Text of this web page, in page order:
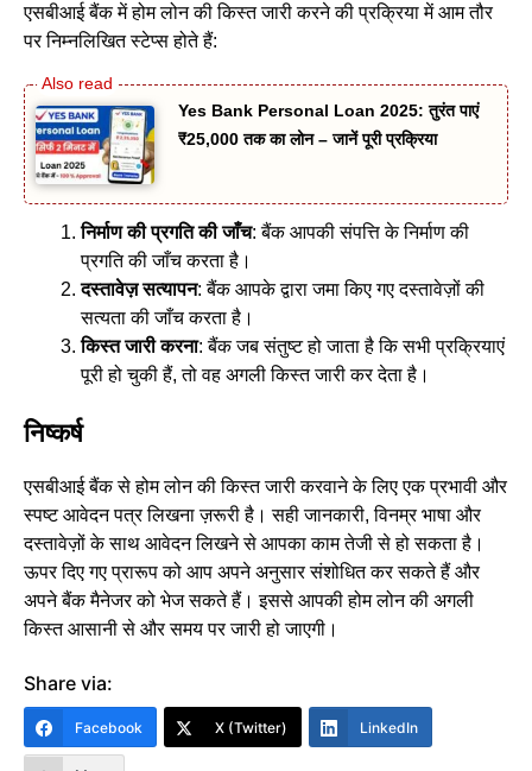
एसबीआई बैंक में होम लोन की किस्त जारी करने की प्रक्रिया में आम तौर
पर निम्नलिखित स्टेप्स होते हैं:
Yes Bank Personal Loan 2025: तुरंत पाएं
₹25,000 तक का लोन – जानें पूरी प्रक्रिया
निर्माण की प्रगति की जाँच: बैंक आपकी संपत्ति के निर्माण की
प्रगति की जाँच करता है।
दस्तावेज़ सत्यापन: बैंक आपके द्वारा जमा किए गए दस्तावेज़ों की
सत्यता की जाँच करता है।
किस्त जारी करना: बैंक जब संतुष्ट हो जाता है कि सभी प्रक्रियाएं
पूरी हो चुकी हैं, तो वह अगली किस्त जारी कर देता है।
निष्कर्ष
एसबीआई बैंक से होम लोन की किस्त जारी करवाने के लिए एक प्रभावी और
स्पष्ट आवेदन पत्र लिखना ज़रूरी है। सही जानकारी, विनम्र भाषा और
दस्तावेज़ों के साथ आवेदन लिखने से आपका काम तेजी से हो सकता है।
ऊपर दिए गए प्रारूप को आप अपने अनुसार संशोधित कर सकते हैं और
अपने बैंक मैनेजर को भेज सकते हैं। इससे आपकी होम लोन की अगली
किस्त आसानी से और समय पर जारी हो जाएगी।
Share via:
Facebook X (Twitter) LinkedIn